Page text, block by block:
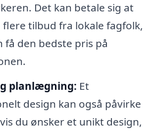
Det kan betale sig at
tilbud fra lokale fagfolk,
få den bedste pris på
planlægning: Et
design kan også påvirke
du ønsker et unikt design,